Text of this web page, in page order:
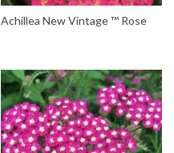
Achillea New Vintage ™ Rose